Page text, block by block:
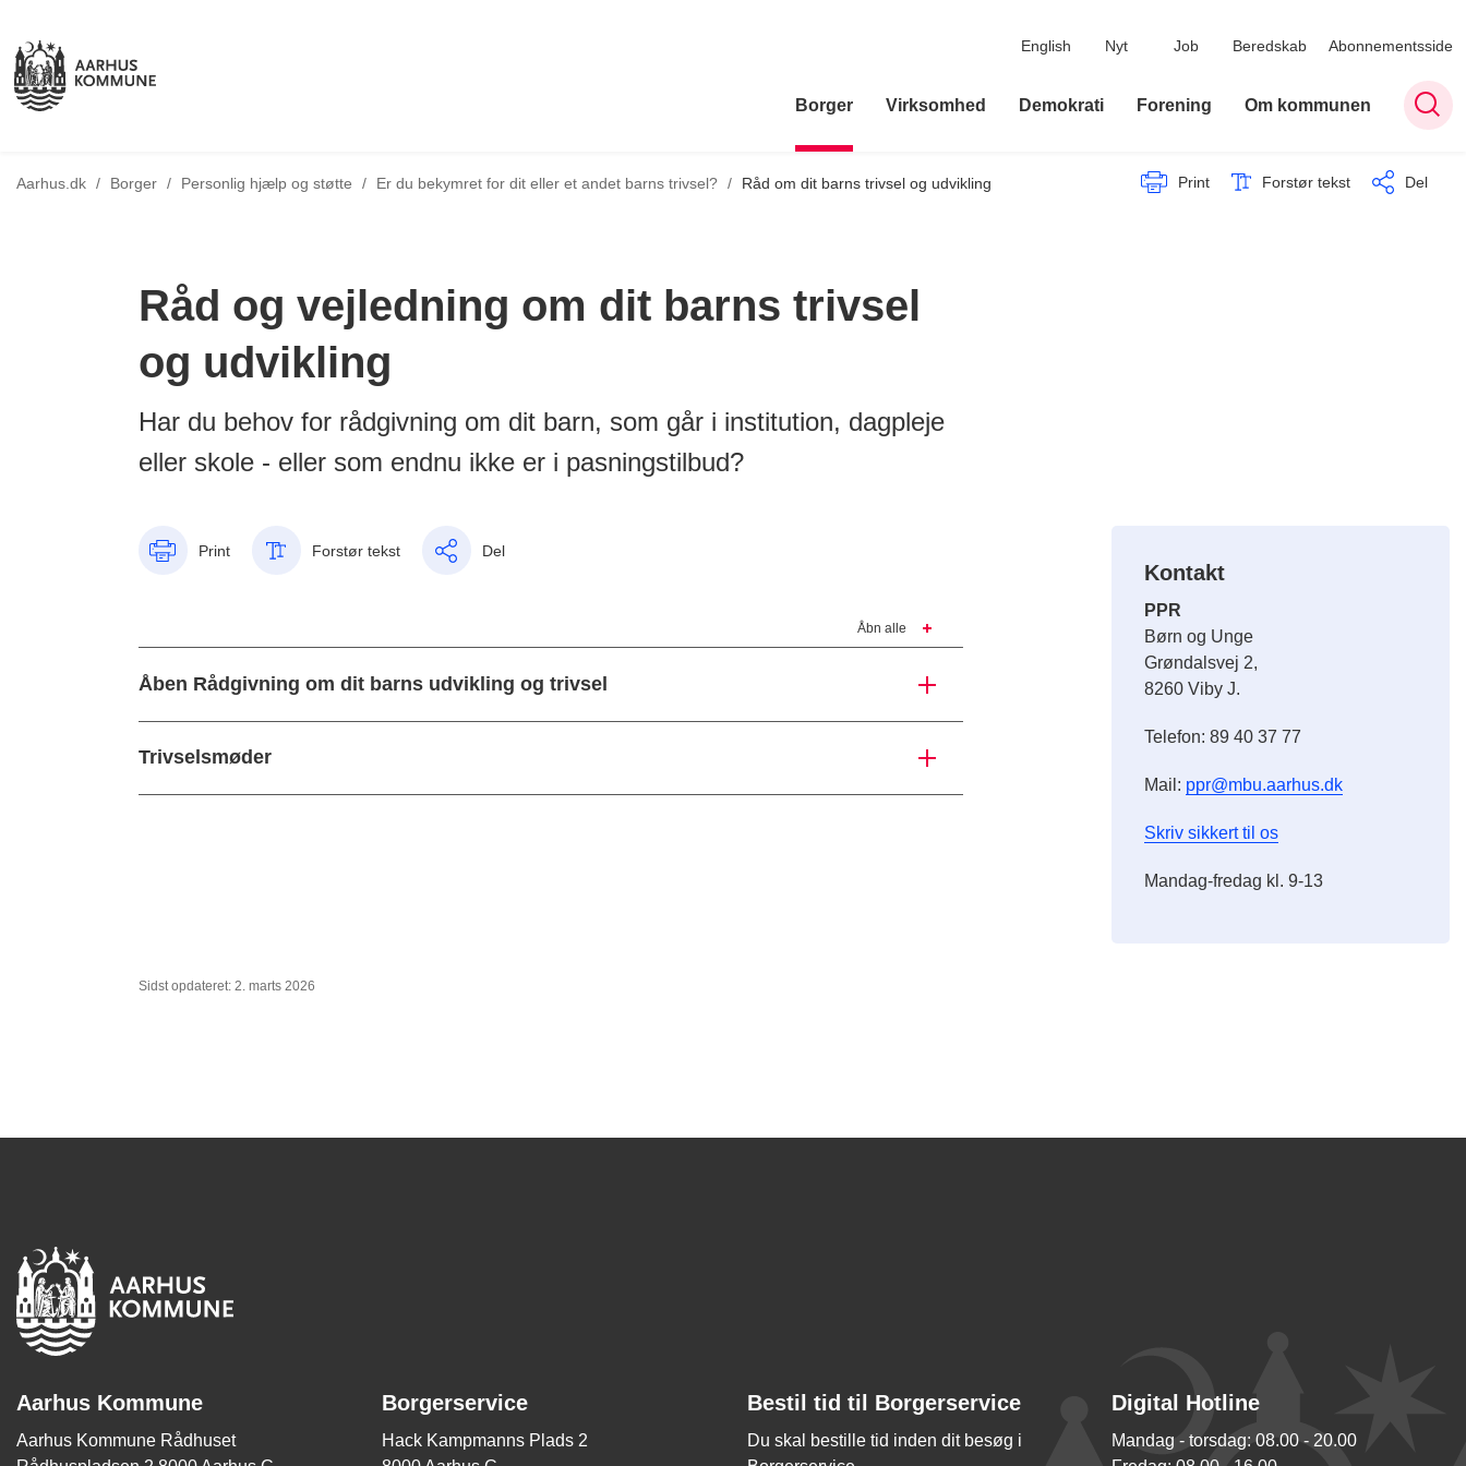
English Nyt Job Beredskab Abonnementsside
Borger Virksomhed Demokrati Forening Om kommunen
Aarhus.dk / Borger / Personlig hjælp og støtte / Tilbage til
Er du bekymret for dit eller et andet barns trivsel? / Råd om dit barns trivsel og udvikling Print Forstør tekst Del
Råd og vejledning om dit barns trivsel
og udvikling
Har du behov for rådgivning om dit barn, som går i institution, dagpleje
eller skole - eller som endnu ikke er i pasningstilbud?
Print Forstør tekst Del
Åbn alle
Åben Rådgivning om dit barns udvikling og trivsel
Trivselsmøder
Kontakt
PPR
Børn og Unge
Grøndalsvej 2,
8260 Viby J.
Telefon: 89 40 37 77
Mail: ppr@mbu.aarhus.dk
Skriv sikkert til os
Mandag-fredag kl. 9-13
Sidst opdateret: 2. marts 2026
Aarhus Kommune
Aarhus Kommune Rådhuset
Borgerservice
Hack Kampmanns Plads 2
Bestil tid til Borgerservice
Du skal bestille tid inden dit besøg i
Digital Hotline
Mandag - torsdag: 08.00 - 20.00